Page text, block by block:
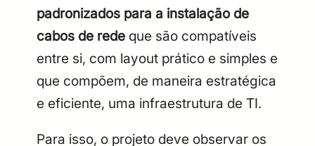
padronizados para a instalação de
cabos de rede que são compatíveis
entre si, com layout prático e simples e
que compõem, de maneira estratégica
e eficiente, uma infraestrutura de TI.
Para isso, o projeto deve observar os